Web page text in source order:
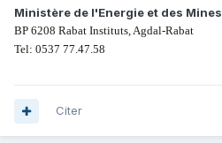
Ministère de l'Energie et des Mines
BP 6208 Rabat Instituts, Agdal-Rabat
Tel: 0537 77.47.58
Citer